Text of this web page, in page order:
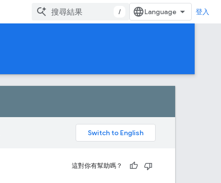
/ 登入
這對你有幫助嗎？